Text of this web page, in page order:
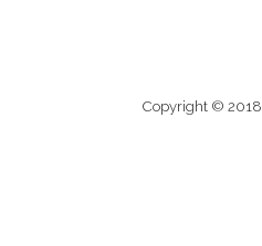
Copyright © 2018